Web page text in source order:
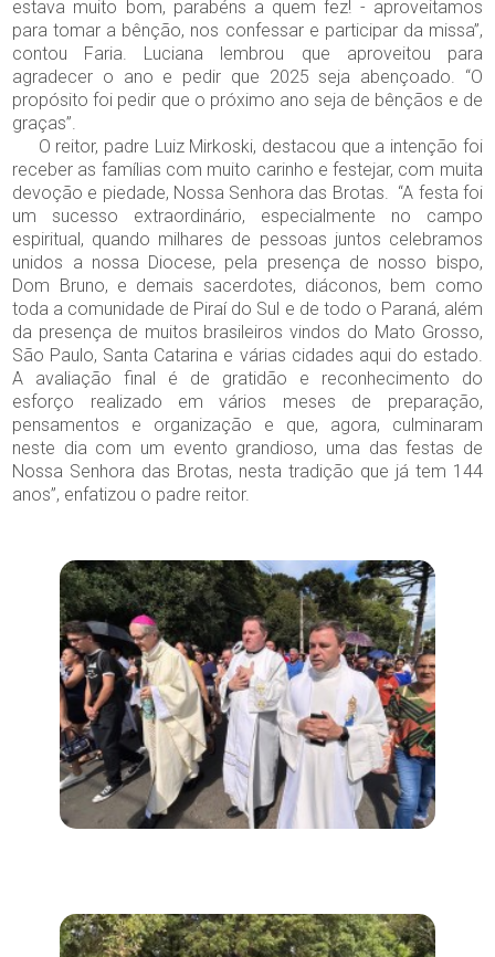
estava muito bom, parabéns a quem fez! - aproveitamos
para tomar a bênção, nos confessar e participar da missa”,
contou Faria. Luciana lembrou que aproveitou para
agradecer o ano e pedir que 2025 seja abençoado. “O
propósito foi pedir que o próximo ano seja de bênçãos e de
graças”.
O reitor, padre Luiz Mirkoski, destacou que a intenção foi
receber as famílias com muito carinho e festejar, com muita
devoção e piedade, Nossa Senhora das Brotas. “A festa foi
um sucesso extraordinário, especialmente no campo
espiritual, quando milhares de pessoas juntos celebramos
unidos a nossa Diocese, pela presença de nosso bispo,
Dom Bruno, e demais sacerdotes, diáconos, bem como
toda a comunidade de Piraí do Sul e de todo o Paraná, além
da presença de muitos brasileiros vindos do Mato Grosso,
São Paulo, Santa Catarina e várias cidades aqui do estado.
A avaliação final é de gratidão e reconhecimento do
esforço realizado em vários meses de preparação,
pensamentos e organização e que, agora, culminaram
neste dia com um evento grandioso, uma das festas de
Nossa Senhora das Brotas, nesta tradição que já tem 144
anos”, enfatizou o padre reitor.